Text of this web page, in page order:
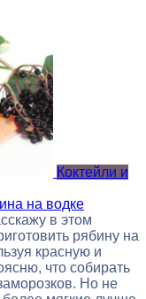
Коктейли и
на водке
в этом
рябину на
красную и
что собирать
Но не